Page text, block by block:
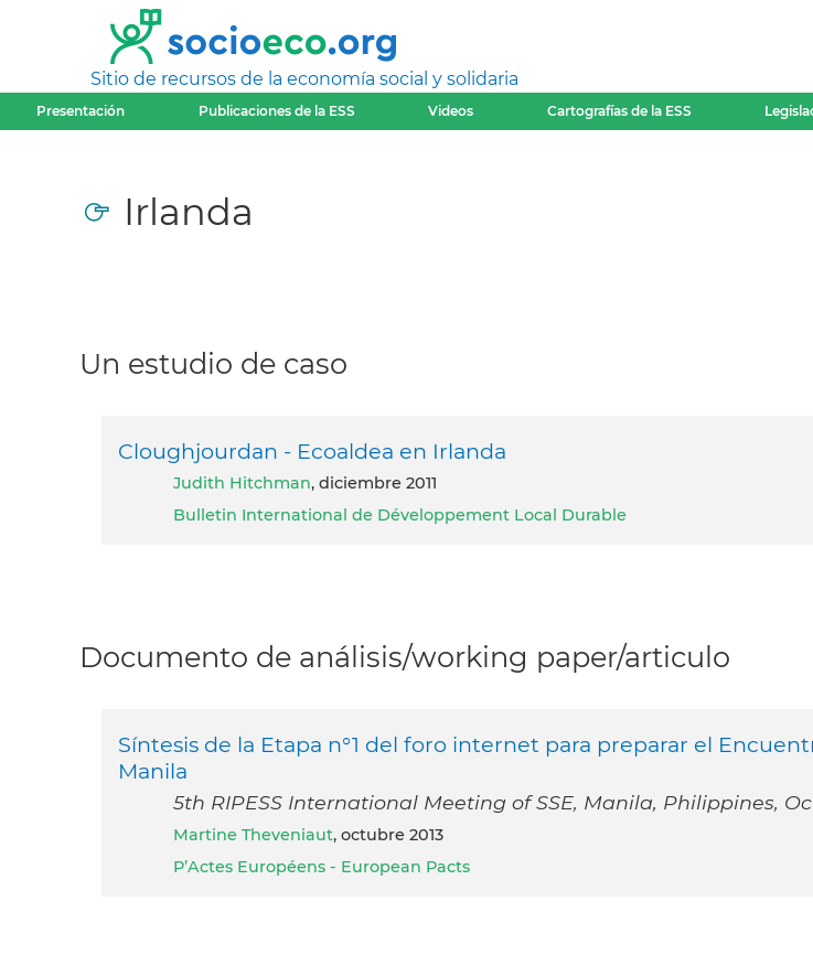
Sitio de recursos de la economía social y solidaria
Presentación Publicaciones de la ESS Videos Cartografías de la ESS
Irlanda
Un estudio de caso
Cloughjourdan - Ecoaldea en Irlanda
Judith Hitchman, diciembre 2011
Bulletin International de Développement Local Durable
Documento de análisis/working paper/articulo
Síntesis de la Etapa n°1 del foro internet para preparar el
Manila
5th RIPESS International Meeting of SSE, Manila, Philippines,
Martine Theveniaut, octubre 2013
P’Actes Européens - European Pacts